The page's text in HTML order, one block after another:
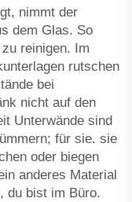
nimmt der
dem Glas. So
reinigen. Im
rutschen
bei
nicht auf den
Unterwände sind
für sie. sie
oder biegen
anderes Material
du bist im Büro.